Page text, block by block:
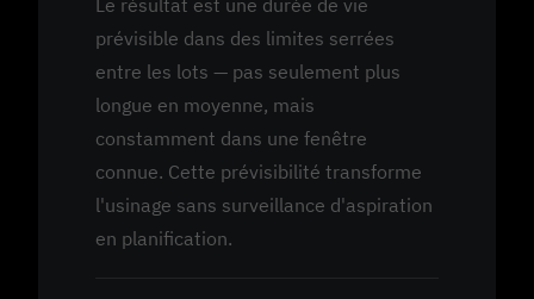
Le résultat est une durée de vie
prévisible dans des limites serrées
entre les lots — pas seulement plus
longue en moyenne, mais
constamment dans une fenêtre
connue. Cette prévisibilité transforme
l'usinage sans surveillance d'aspiration
en planification.